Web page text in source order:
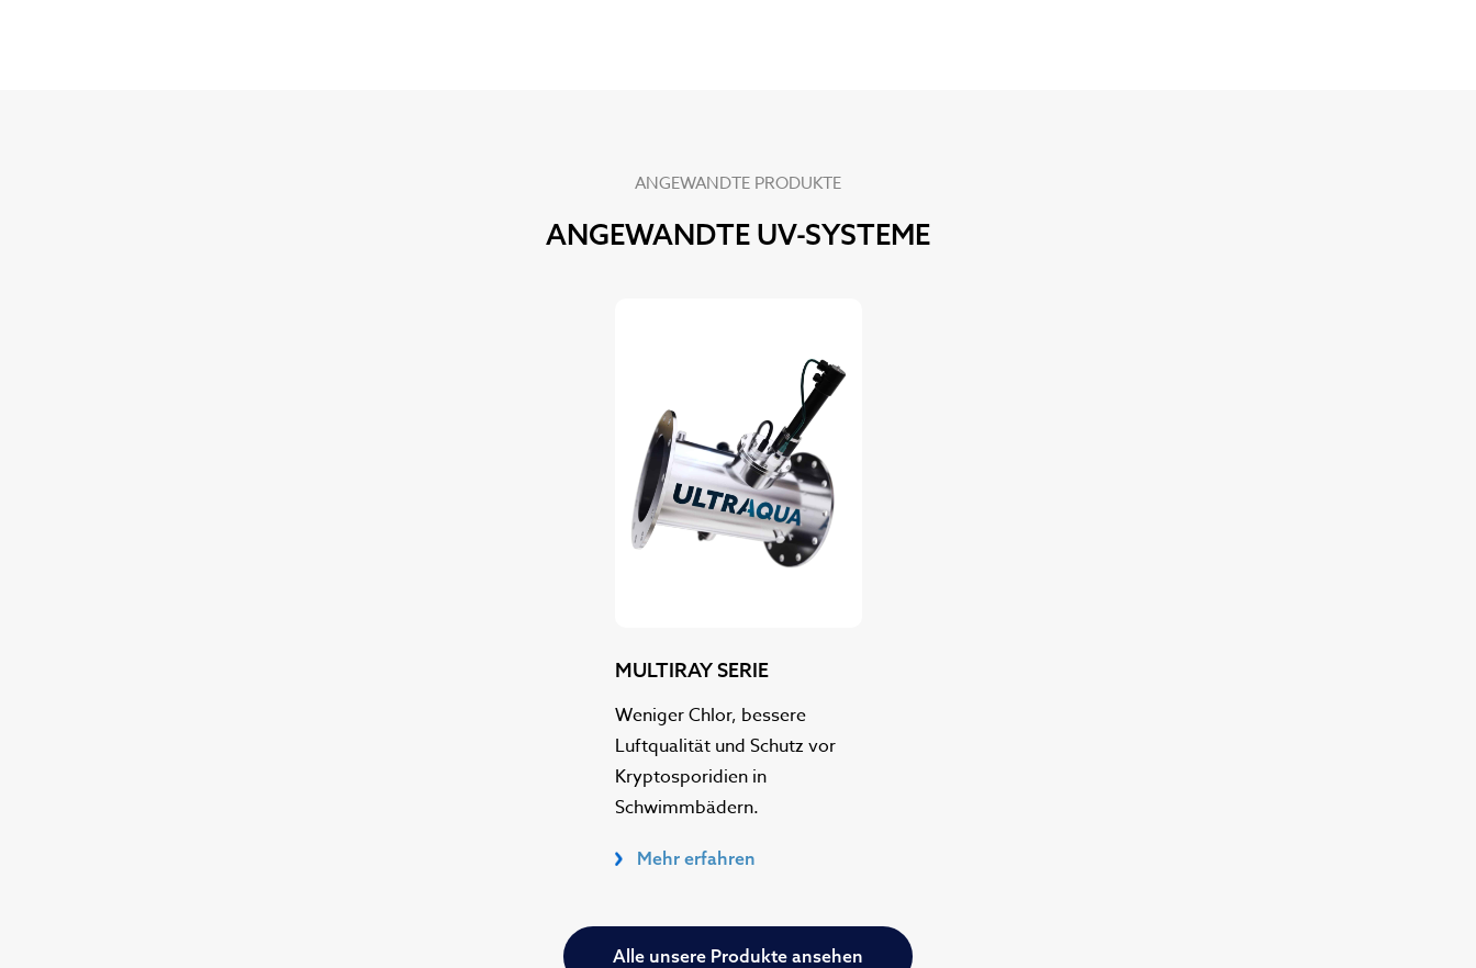
ANGEWANDTE PRODUKTE
ANGEWANDTE UV-SYSTEME
MULTIRAY SERIE
Weniger Chlor, bessere
Luftqualität und Schutz vor
Kryptosporidien in
Schwimmbädern.
Mehr erfahren
Alle unsere Produkte ansehen